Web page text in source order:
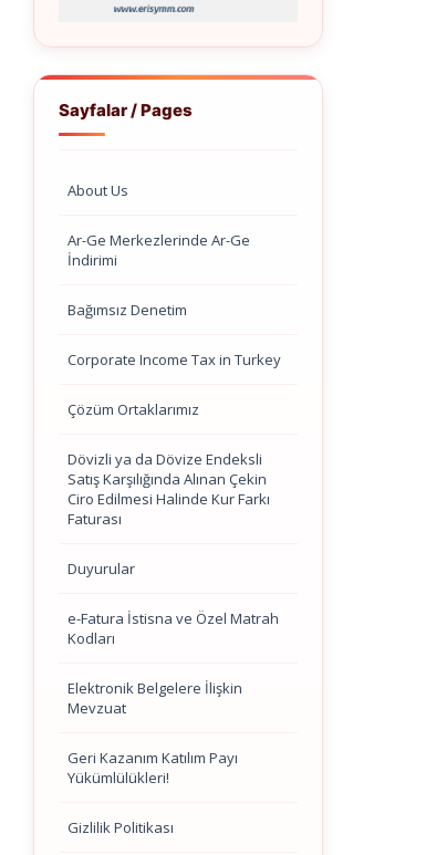
Sayfalar / Pages
About Us
Ar-Ge Merkezlerinde Ar-Ge
İndirimi
Bağımsız Denetim
Corporate Income Tax in Turkey
Çözüm Ortaklarımız
Dövizli ya da Dövize Endeksli
Satış Karşılığında Alınan Çekin
Ciro Edilmesi Halinde Kur Farkı
Faturası
Duyurular
e-Fatura İstisna ve Özel Matrah
Kodları
Elektronik Belgelere İlişkin
Mevzuat
Geri Kazanım Katılım Payı
Yükümlülükleri!
Gizlilik Politikası